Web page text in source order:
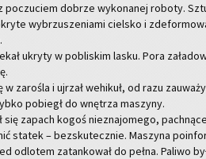
po­czu­ciem do­brze wy­ko­na­nej ro­bo­ty.
wy­brzu­sze­nia­mi ciel­sko i
ukry­ty w po­bli­skim lasku. Pora
w za­ro­śla i uj­rzał we­hi­kuł, od razu
po­biegł do wnę­trza ma­szy­ny.
się za­pach kogoś nie­zna­jo­me­go,
sta­tek – bez­sku­tecz­nie. Ma­szy­na
od­lo­tem za­tan­ko­wał do pełna. Pa­li­wo